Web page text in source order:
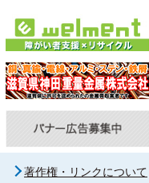
著作権・リンクについて